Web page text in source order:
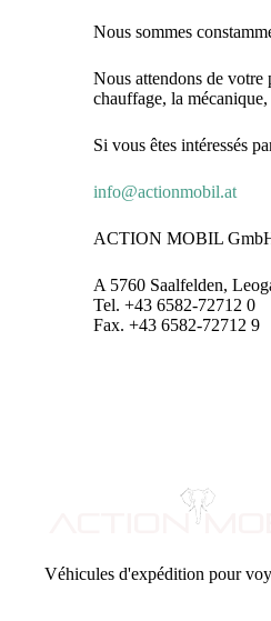
Nous sommes
Nous attendons de votre
chauffage, la
Si vous êtes intéressés
info@actionmobil.at
ACTION MOBIL
A 5760 Saalfelden,
Tel. +43 6582-72712 0
Fax. +43 6582-72712 9
Véhicules d'expédition pour